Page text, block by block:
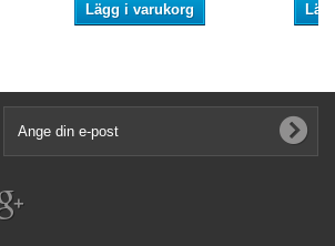
Lägg i varukorg